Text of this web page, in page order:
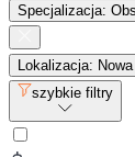
Specjalizacja:
Lokalizacja:
szybkie filtry